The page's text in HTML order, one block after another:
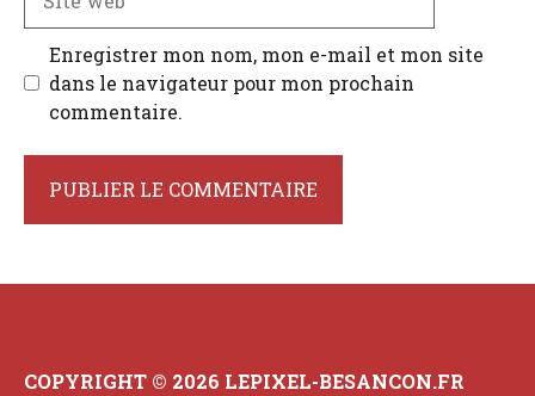
web
Enregistrer mon nom, mon e-mail et mon site
dans le navigateur pour mon prochain
commentaire.
COPYRIGHT © 2026 LEPIXEL-BESANCON.FR